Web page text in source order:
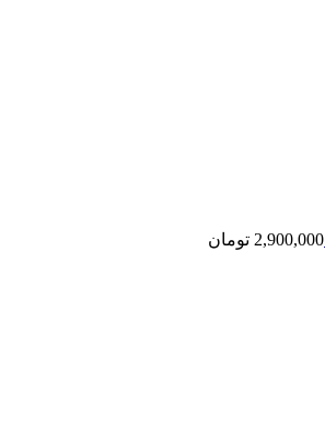
2,900,000 تومان